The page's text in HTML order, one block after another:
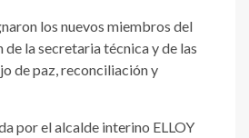
los nuevos miembros del
la secretaria técnica y de las
de paz, reconciliación y
por el alcalde interino ELLOY